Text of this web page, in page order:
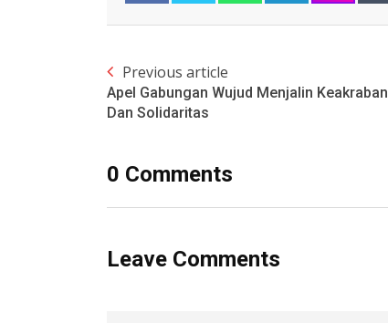
Previous article
Apel Gabungan Wujud Menjalin Keakraban
Dan Solidaritas
0 Comments
Leave Comments